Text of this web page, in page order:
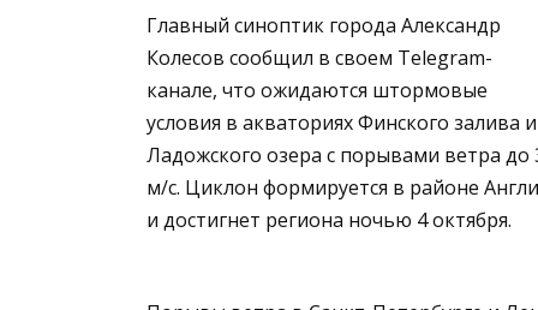
Главный синоптик города Александр
Колесов сообщил в своем Telegram-
канале, что ожидаются штормовые
условия в акваториях Финского залива и
Ладожского озера с порывами ветра до
м/с. Циклон формируется в районе
и достигнет региона ночью 4 октября.